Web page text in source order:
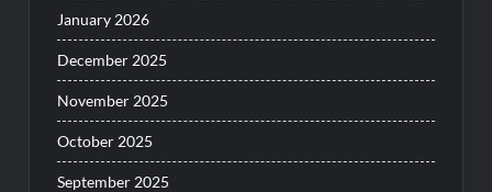
January 2026
December 2025
November 2025
October 2025
September 2025